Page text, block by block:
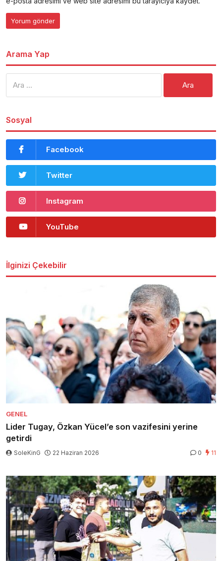
Arama Yap
Sosyal
Facebook
Twitter
Instagram
YouTube
İlginizi Çekebilir
GENEL
Lider Tugay, Özkan Yücel’e son vazifesini yerine
getirdi
SoleKinG 22 Haziran 2026 0 11